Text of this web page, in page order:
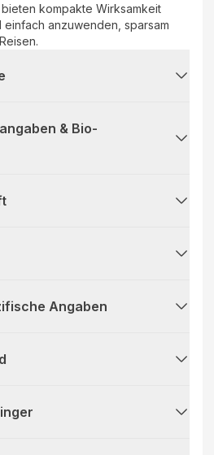
kompakte Wirksamkeit
einfach anzuwenden, sparsam
& Bio-
Angaben